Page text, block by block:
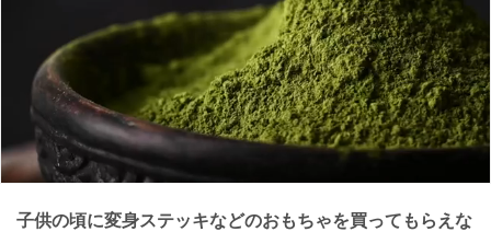
子供の頃に変身ステッキなどのおもちゃを買ってもらえな